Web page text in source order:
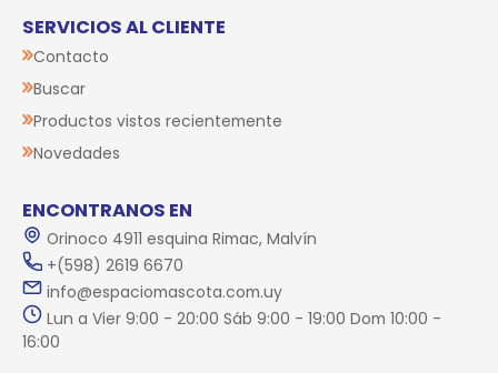
SERVICIOS AL CLIENTE
Contacto
Buscar
Productos vistos recientemente
Novedades
ENCONTRANOS EN
Orinoco 4911 esquina Rimac, Malvín
+(598) 2619 6670
info@espaciomascota.com.uy
Lun a Vier 9:00 - 20:00 Sáb 9:00 - 19:00 Dom 10:00 -
16:00